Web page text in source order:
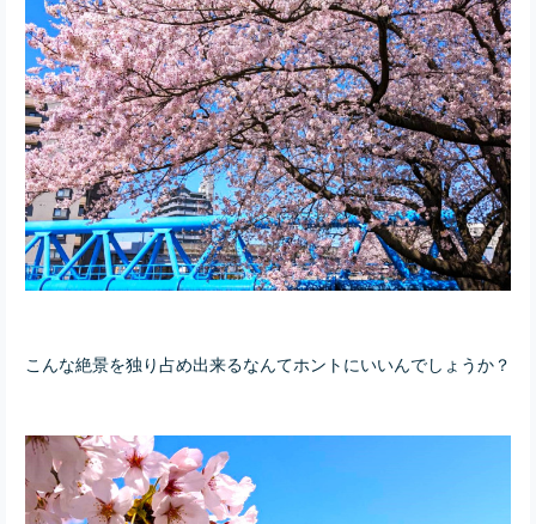
こんな絶景を独り占め出来るなんてホントにいいんでしょうか？